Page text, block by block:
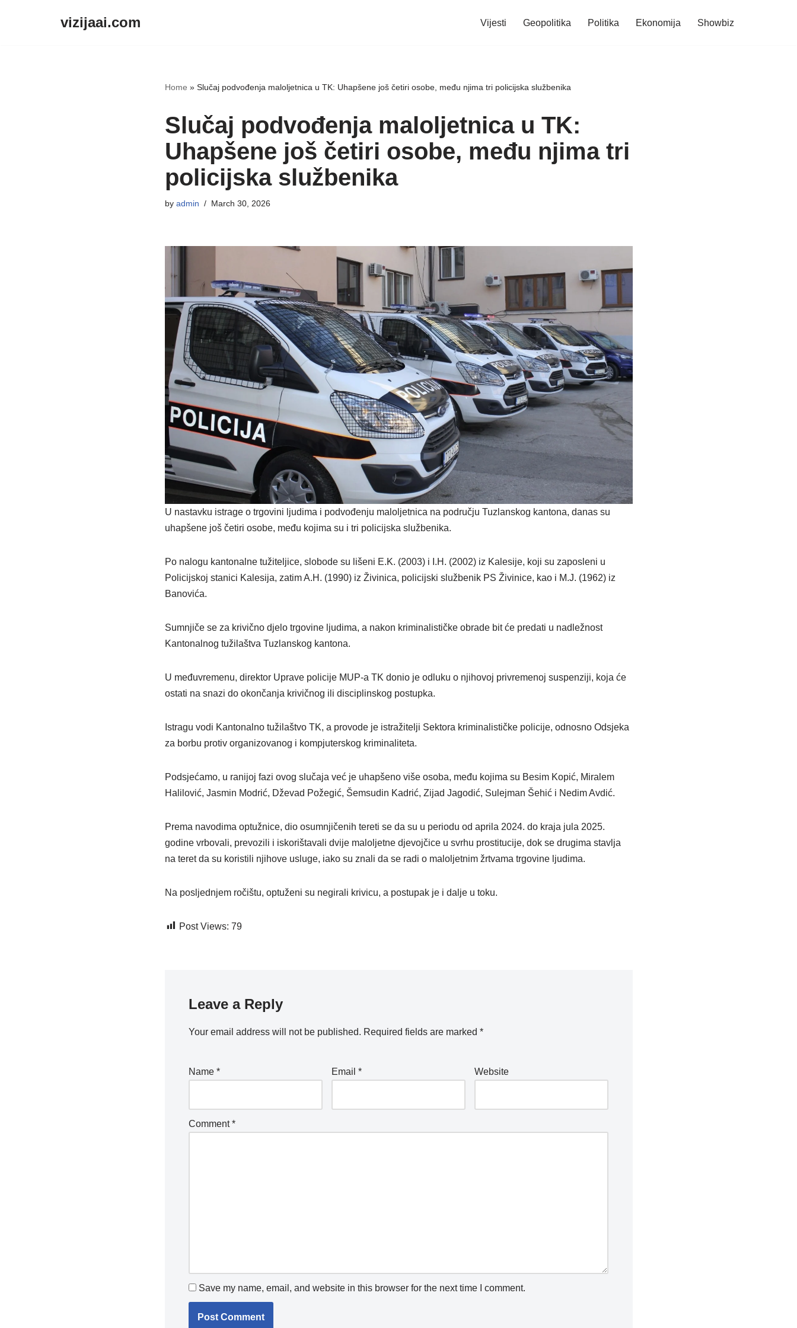
vizijaai.com Vijesti Geopolitika Politika Ekonomija Showbiz
Home » Slučaj podvođenja maloljetnica u TK: Uhapšene još četiri osobe, među njima tri policijska službenika
Slučaj podvođenja maloljetnica u TK:
Uhapšene još četiri osobe, među njima tri
policijska službenika
by admin March 30, 2026
U nastavku istrage o trgovini ljudima i podvođenju maloljetnica na području Tuzlanskog kantona, danas su
uhapšene još četiri osobe, među kojima su i tri policijska službenika.
Po nalogu kantonalne tužiteljice, slobode su lišeni E.K. (2003) i I.H. (2002) iz Kalesije, koji su zaposleni u
Policijskoj stanici Kalesija, zatim A.H. (1990) iz Živinica, policijski službenik PS Živinice, kao i M.J. (1962) iz
Banovića.
Sumnjiče se za krivično djelo trgovine ljudima, a nakon kriminalističke obrade bit će predati u nadležnost
Kantonalnog tužilaštva Tuzlanskog kantona.
U međuvremenu, direktor Uprave policije MUP-a TK donio je odluku o njihovoj privremenoj suspenziji, koja će
ostati na snazi do okončanja krivičnog ili disciplinskog postupka.
Istragu vodi Kantonalno tužilaštvo TK, a provode je istražitelji Sektora kriminalističke policije, odnosno Odsjeka
za borbu protiv organizovanog i kompjuterskog kriminaliteta.
Podsjećamo, u ranijoj fazi ovog slučaja već je uhapšeno više osoba, među kojima su Besim Kopić, Miralem
Halilović, Jasmin Modrić, Dževad Požegić, Šemsudin Kadrić, Zijad Jagodić, Sulejman Šehić i Nedim Avdić.
Prema navodima optužnice, dio osumnjičenih tereti se da su u periodu od aprila 2024. do kraja jula 2025.
godine vrbovali, prevozili i iskorištavali dvije maloljetne djevojčice u svrhu prostitucije, dok se drugima stavlja
na teret da su koristili njihove usluge, iako su znali da se radi o maloljetnim žrtvama trgovine ljudima.
Na posljednjem ročištu, optuženi su negirali krivicu, a postupak je i dalje u toku.
Post Views: 79
Leave a Reply
Your email address will not be published. Required fields are marked *
Name * Email * Website
Comment*
Save my name, email, and website in this browser for the next time I comment.